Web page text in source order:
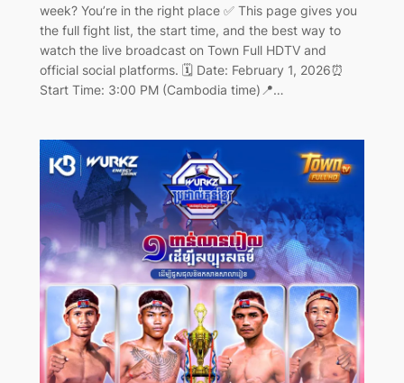
week? You’re in the right place ✅ This page gives you
the full fight list, the start time, and the best way to
watch the live broadcast on Town Full HDTV and
official social platforms. 🗓️ Date: February 1, 2026⏰
Start Time: 3:00 PM (Cambodia time)📍…